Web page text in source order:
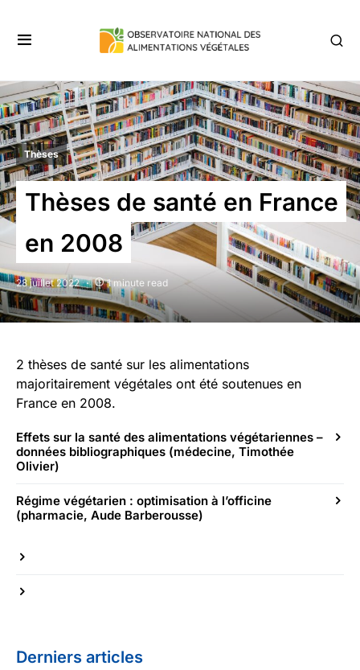
Thèses
Thèses de santé en France
en 2008
28 juillet 2022 1 minute read
2 thèses de santé sur les alimentations
majoritairement végétales ont été soutenues en
France en 2008.
Effets sur la santé des alimentations végétariennes –
données bibliographiques (médecine, Timothée
Olivier)
Régime végétarien : optimisation à l’officine
(pharmacie, Aude Barberousse)
Derniers articles